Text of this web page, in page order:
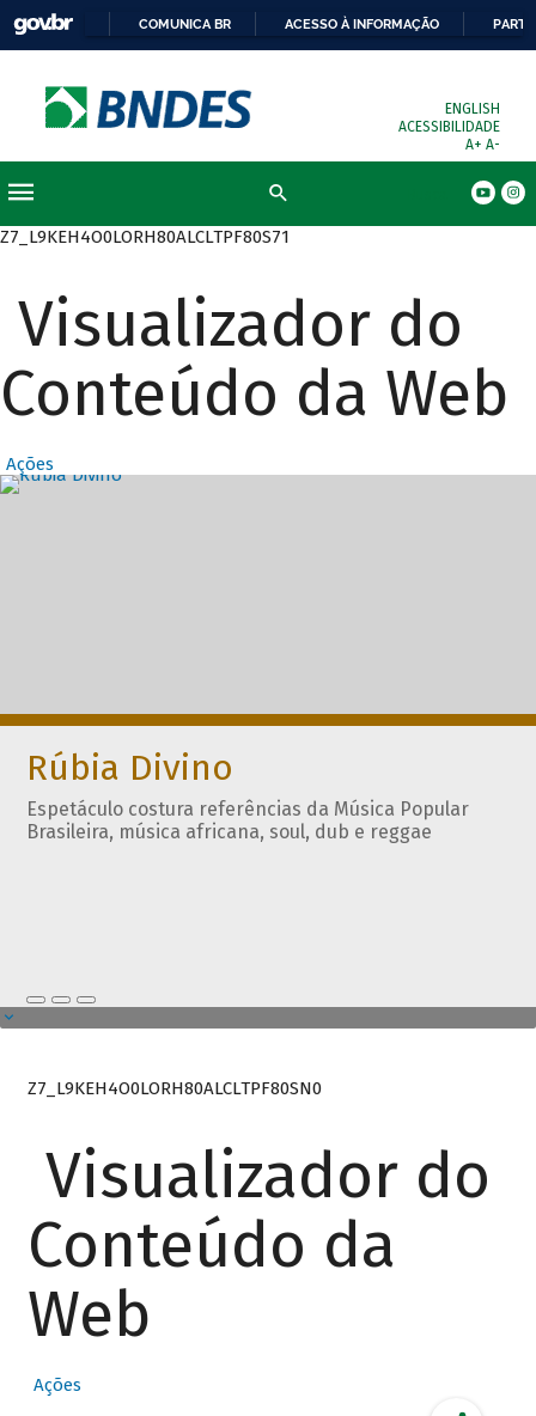
COMUNICA BR ACESSO À INFORMAÇÃO
ENGLISH
ACESSIBILIDADE
A+ A-
Z7_L9KEH4O0LORH80ALCLTPF80S71
Visualizador do
Conteúdo da Web
Ações
Destaques
Rúbia Divino
Espetáculo costura referências da Música Popular
Brasileira, música africana, soul, dub e reggae
Z7_L9KEH4O0LORH80ALCLTPF80SN0
Visualizador do
Conteúdo da
Web
Ações